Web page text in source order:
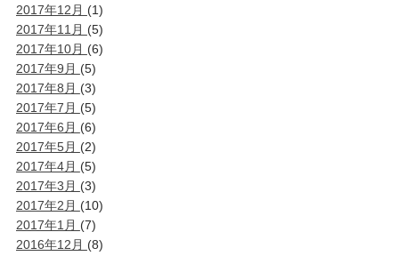
2017年12月 (1)
2017年11月 (5)
2017年10月 (6)
2017年9月 (5)
2017年8月 (3)
2017年7月 (5)
2017年6月 (6)
2017年5月 (2)
2017年4月 (5)
2017年3月 (3)
2017年2月 (10)
2017年1月 (7)
2016年12月 (8)